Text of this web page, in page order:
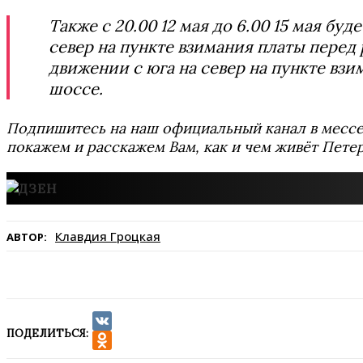
Также с 20.00 12 мая до 6.00 15 мая
север на пункте взимания платы
движении с юга на север на пункте
шоссе.
Подпишитесь на наш официальный канал в
покажем и расскажем Вам, как и чем живёт
АВТОР: Клавдия Гроцкая
ПОДЕЛИТЬСЯ:
VK